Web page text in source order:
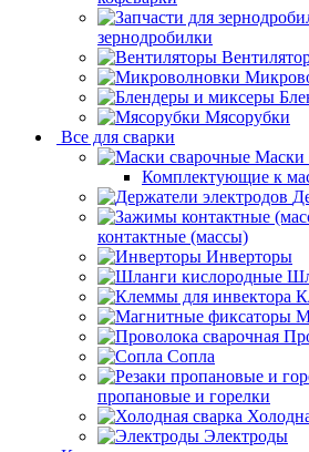
зернодробилки
Мясорубки
Все для сварки
Маски
Комплектующие к
контактные (массы)
Инверторы
Сопла
пропановые и горелки
Электроды